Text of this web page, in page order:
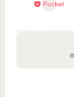
Pocket